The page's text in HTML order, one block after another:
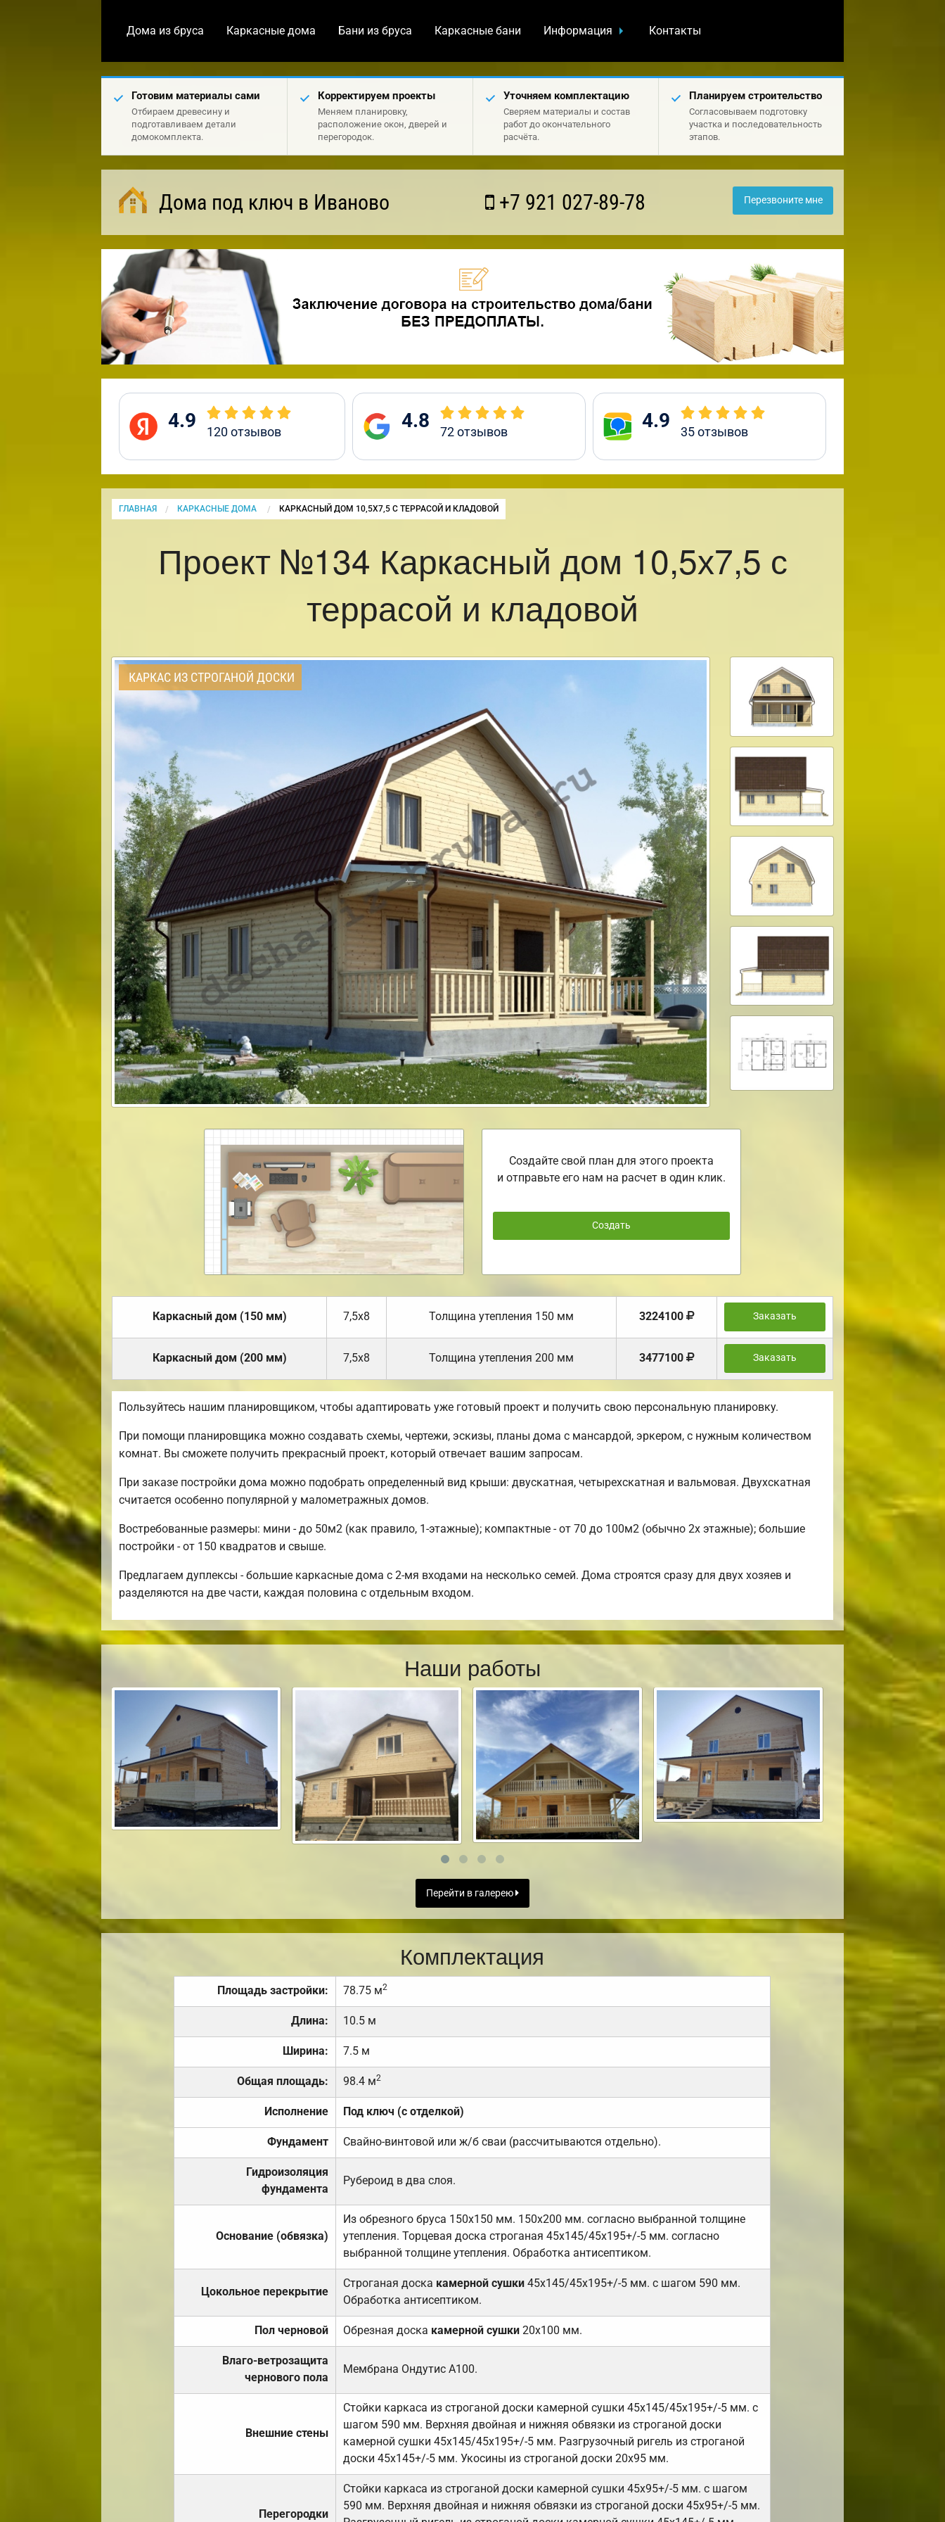
Дома из бруса Каркасные дома Бани из бруса Каркасные бани Информация Контакты
Готовим материалы сами
Отбираем древесину и
подготавливаем детали
домокомплекта.
Корректируем проекты
Меняем планировку,
расположение окон, дверей и
перегородок.
Уточняем комплектацию
Сверяем материалы и состав
работ до окончательного
расчёта.
Планируем строительство
Согласовываем подготовку
участка и последовательность
этапов.
Дома под ключ в Иваново +7 921 027-89-78 Перезвоните мне
4.9 120отзывов 4.8 72отзывов 4.9 35отзывов
ГЛАВНАЯ КАРКАСНЫЕ ДОМА CURRENT:
КАРКАСНЫЙ ДОМ 10,5Х7,5 С ТЕРРАСОЙ И КЛАДОВОЙ
Проект №134 Каркасный дом 10,5х7,5 с
террасой и кладовой
КАРКАС ИЗ СТРОГАНОЙ ДОСКИ
Создайте свой план для этого проекта
и отправьте его нам на расчет в один клик.
Создать
Каркасный дом (150 мм) 7,5х8 Толщина утепления 150 мм 3224100 Заказать
Каркасный дом (200 мм) 7,5х8 Толщина утепления 200 мм 3477100 Заказать
Пользуйтесь нашим планировщиком, чтобы адаптировать уже готовый проект и получить свою персональную планировку.
При помощи планировщика можно создавать схемы, чертежи, эскизы, планы дома с мансардой, эркером, с нужным количеством
комнат. Вы сможете получить прекрасный проект, который отвечает вашим запросам.
При заказе постройки дома можно подобрать определенный вид крыши: двускатная, четырехскатная и вальмовая. Двухскатная
считается особенно популярной у малометражных домов.
Востребованные размеры: мини - до 50м2 (как правило, 1-этажные); компактные - от 70 до 100м2 (обычно 2х этажные); большие
постройки - от 150 квадратов и свыше.
Предлагаем дуплексы - большие каркасные дома с 2-мя входами на несколько семей. Дома строятся сразу для двух хозяев и
разделяются на две части, каждая половина с отдельным входом.
Наши работы
Перейти в галерею
Комплектация
Площадь застройки: 78.75 м2
Длина: 10.5 м
Ширина: 7.5 м
Общая площадь: 98.4 м2
Исполнение Под ключ (с отделкой)
Фундамент Свайно-винтовой или ж/б сваи (рассчитываются отдельно).
Гидроизоляция
фундамента
Рубероид в два слоя.
Основание (обвязка)
Из обрезного бруса 150х150 мм. 150х200 мм. согласно выбранной толщине
утепления. Торцевая доска строганая 45х145/45х195+/-5 мм. согласно
выбранной толщине утепления. Обработка антисептиком.
Цокольное перекрытие
Строганая доска камерной сушки 45х145/45х195+/-5 мм. с шагом 590 мм.
Обработка антисептиком.
Пол черновой Обрезная доска камерной сушки20х100 мм.
Влаго-ветрозащита
чернового пола
Мембрана Ондутис А100.
Внешние стены
Стойки каркаса из строганой доски камерной сушки 45х145/45х195+/-5 мм. с
шагом 590 мм. Верхняя двойная и нижняя обвязки из строганой доски
камерной сушки 45х145/45х195+/-5 мм. Разгрузочный ригель из строганой
доски 45х145+/-5 мм. Укосины из строганой доски 20х95 мм.
Перегородки
Стойки каркаса из строганой доски камерной сушки 45х95+/-5 мм. с шагом
590 мм. Верхняя двойная и нижняя обвязки из строганой доски 45х95+/-5 мм.